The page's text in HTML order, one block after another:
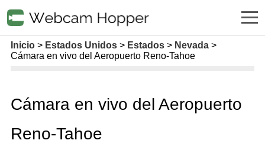
Inicio Estados Unidos Estados
Nevada
Cámara en vivo del Aeropuerto Reno-Tahoe
Cámara en vivo del Aeropuerto
Reno-Tahoe